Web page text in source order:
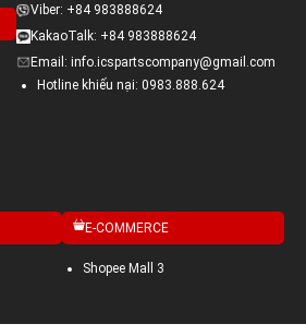
Viber: +84 983888624
KakaoTalk: +84 983888624
Email: info.icspartscompany@gmail.com
Hotline khiếu nại: 0983.888.624
E-COMMERCE
Shopee Mall 3